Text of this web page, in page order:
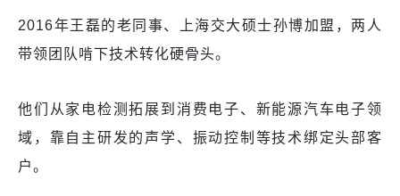
2016年王磊的老同事、上海交大硕士孙博加盟，两人
带领团队啃下技术转化硬骨头。
他们从家电检测拓展到消费电子、新能源汽车电子领
域，靠自主研发的声学、振动控制等技术绑定头部客
户。